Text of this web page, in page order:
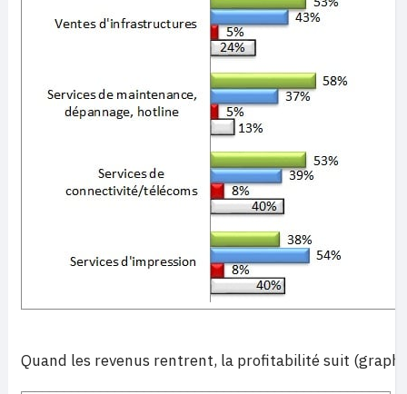
Quand les revenus rentrent, la profitabilité suit